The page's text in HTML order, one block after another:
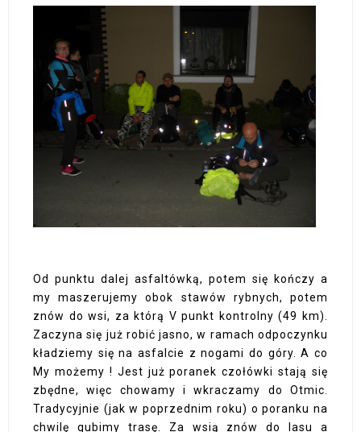
Od punktu dalej asfaltówką, potem się kończy a
my maszerujemy obok stawów rybnych, potem
znów do wsi, za którą V punkt kontrolny (49 km).
Zaczyna się już robić jasno, w ramach odpoczynku
kładziemy się na asfalcie z nogami do góry. A co
My możemy ! Jest już poranek czołówki stają się
zbędne, więc chowamy i wkraczamy do Otmic.
Tradycyjnie (jak w poprzednim roku) o poranku na
chwilę gubimy trasę. Za wsią znów do lasu a